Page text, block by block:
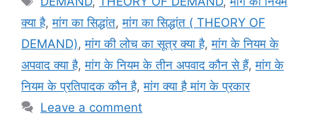
क्या है,मांग का सिद्धांत,मांग का सिद्धांत ( THEORY OF
DEMAND),मांग की लोच का सूत्र क्या है,मांग के नियम के
अपवाद क्या है,मांग के नियम के तीन अपवाद कौन से हैं,मांग के
नियम के प्रतिपादक कौन है,मांग क्या है मांग के प्रकार
Leave a comment